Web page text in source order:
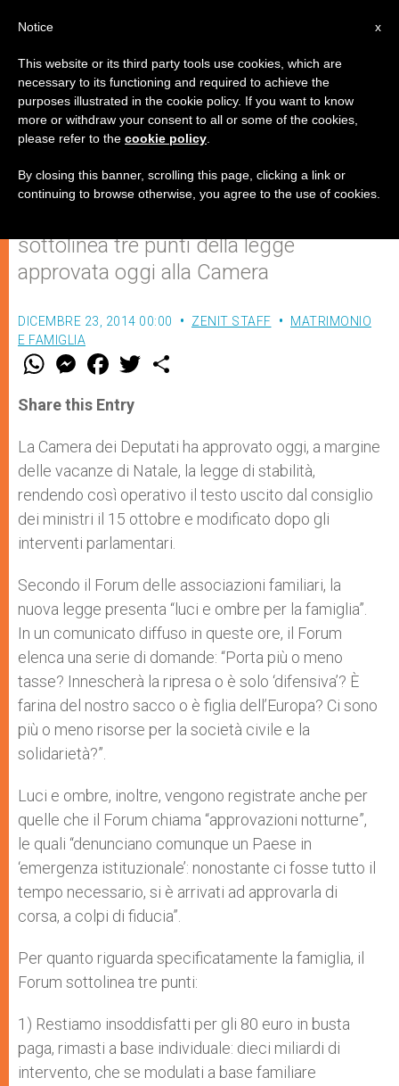
"Una legge di stabilità con luci e
ombre per la famiglia"
sottolinea tre punti della legge
approvata oggi alla Camera
DICEMBRE 23, 2014 00:00 ZENIT STAFF
MATRIMONIO
E FAMIGLIA
W
t
s
p
p
M
e
s
e
g
e
r
F
a
e
b
o
k
w
r
Share this Entry
La Camera dei Deputati ha approvato oggi, a margine
delle vacanze di Natale, la legge di stabilità,
rendendo così operativo il testo uscito dal consiglio
dei ministri il 15 ottobre e modificato dopo gli
interventi parlamentari.
Secondo il Forum delle associazioni familiari, la
nuova legge presenta “luci e ombre per la famiglia”.
In un comunicato diffuso in queste ore, il Forum
elenca una serie di domande: “Porta più o meno
tasse? Innescherà la ripresa o è solo ‘difensiva’? È
farina del nostro sacco o è figlia dell’Europa? Ci sono
più o meno risorse per la società civile e la
solidarietà?”.
Luci e ombre, inoltre, vengono registrate anche per
quelle che il Forum chiama “approvazioni notturne”,
le quali “denunciano comunque un Paese in
‘emergenza istituzionale’: nonostante ci fosse tutto il
tempo necessario, si è arrivati ad approvarla di
corsa, a colpi di fiducia”.
Per quanto riguarda specificatamente la famiglia, il
Forum sottolinea tre punti:
1) Restiamo insoddisfatti per gli 80 euro in busta
paga, rimasti a base individuale: dieci miliardi di
intervento, che se modulati a base familiare
x
Notice
This website or its third party tools use cookies, which are
necessary to its functioning and required to achieve the
purposes illustrated in the cookie policy. If you want to know
more or withdraw your consent to all or some of the cookies,
please refer to the cookie policy
By closing this banner, scrolling this page, clicking a link or
continuing to browse otherwise, you agree to the use of cookies.